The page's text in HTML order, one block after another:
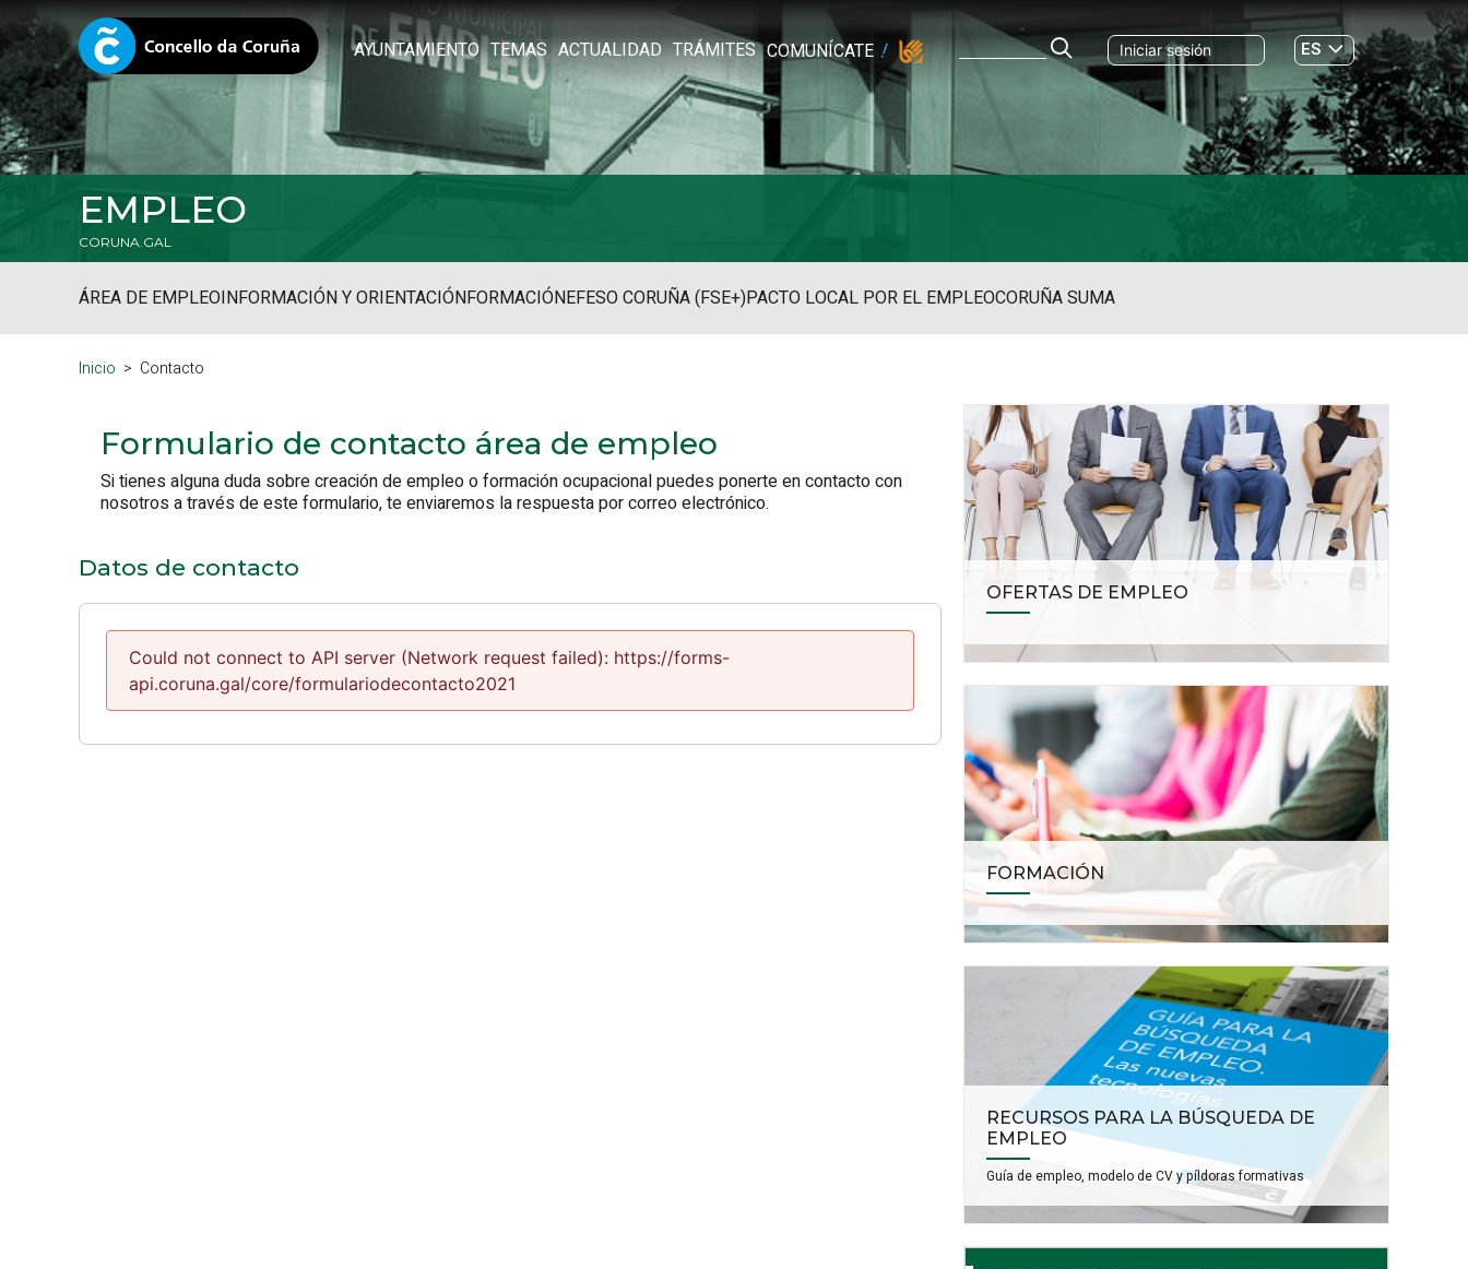
AYUNTAMIENTO TEMAS ACTUALIDAD TRÁMITES COMUNÍCATE Iniciar sesión
ES
GL
EMPLEO
CORUNA.GAL
ÁREA DE EMPLEOINFORMACIÓN Y ORIENTACIÓNFORMACIÓNEFESO CORUÑA (FSE+)PACTO LOCAL POR EL EMPLEOCORUÑA SUMA
Inicio Contacto
Formulario de contacto área de empleo
Si tienes alguna duda sobre creación de empleo o formación ocupacional puedes ponerte en contacto con
nosotros a través de este formulario, te enviaremos la respuesta por correo electrónico.
Datos de contacto
Could not connect to API server (Network request failed): https://forms-
api.coruna.gal/core/formulariodecontacto2021
OFERTAS DE EMPLEO
FORMACIÓN
RECURSOS PARA LA BÚSQUEDA DE
EMPLEO
Guía de empleo, modelo de CV y píldoras formativas